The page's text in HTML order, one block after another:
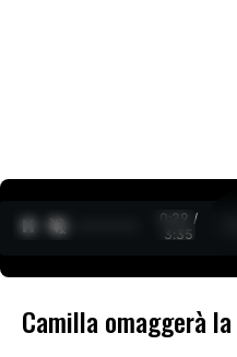
0:30 /
3:35
Camilla omaggerà